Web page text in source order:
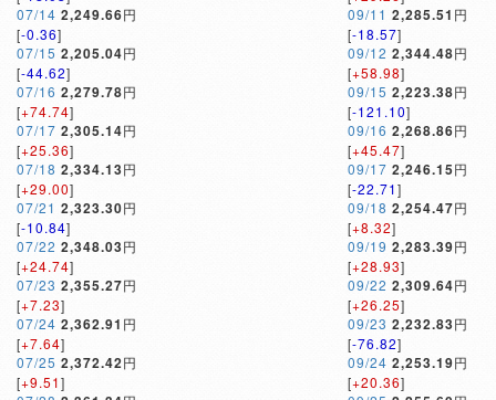
07/14 2,249.66円
[-0.36]
07/15 2,205.04円
[-44.62]
07/16 2,279.78円
[+74.74]
07/17 2,305.14円
[+25.36]
07/18 2,334.13円
[+29.00]
07/21 2,323.30円
[-10.84]
07/22 2,348.03円
[+24.74]
07/23 2,355.27円
[+7.23]
07/24 2,362.91 円
[+7.64]
07/25 2,372.42円
[+9.51]
09/11 2,285.51 円
[-18.57]
09/12 2,344.48円
[+58.98]
09/15 2,223.38円
[-121.10]
09/16 2,268.86円
[+45.47]
09/17 2,246.15円
[-22.71]
09/18 2,254.47円
[+8.32]
09/19 2,283.39円
[+28.93]
09/22 2,309.64円
[+26.25]
09/23 2,232.83円
[-76.82]
09/24 2,253.19円
[+20.36]